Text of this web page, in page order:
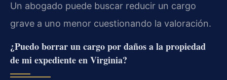
Un abogado puede buscar reducir un cargo
grave a uno menor cuestionando la valoración.
¿Puedo borrar un cargo por daños a la propiedad
de mi expediente en Virginia?